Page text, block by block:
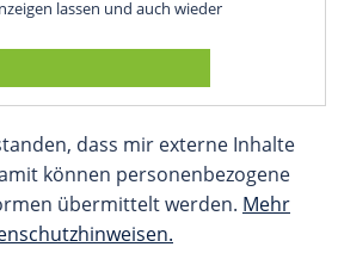
lassen und auch wieder
dass mir externe Inhalte
können personenbezogene
übermittelt werden. Mehr